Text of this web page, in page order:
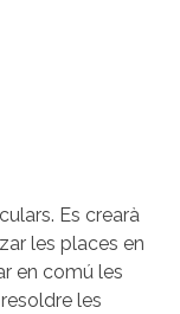
Es crearà
les places en
en comú les
les